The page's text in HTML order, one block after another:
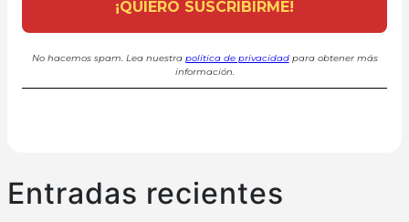
No hacemos spam. Lea nuestra política de privacidadpara obtener más
información.
Entradas recientes